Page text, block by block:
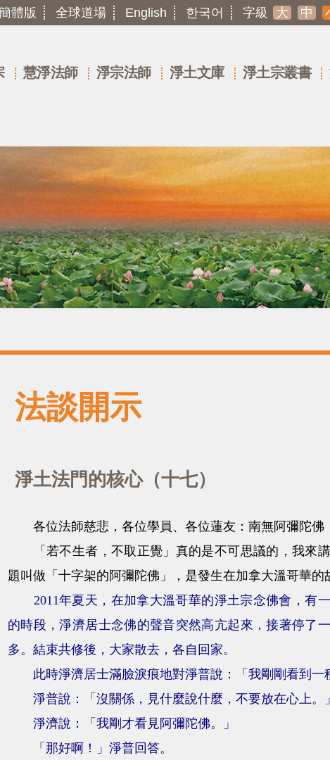
體版 全球道場 English 한국어 字級 大 中
慧淨法師 淨宗法師 淨土文庫 淨土宗叢書
法談開示
淨土法門的核心（十七）
各位法師慈悲，各位學員、各位蓮友：南無阿彌陀佛
「若不生者，不取正覺」真的是不可思議的，我來
題叫做「十字架的阿彌陀佛」，是發生在加拿大溫哥華的
2011年夏天，在加拿大溫哥華的淨土宗念佛會，有
的時段，淨濟居士念佛的聲音突然高亢起來，接著停了
多。結束共修後，大家散去，各自回家。
此時淨濟居士滿臉淚痕地對淨普說：「我剛剛看到一
淨普說：「沒關係，見什麼說什麼，不要放在心上。」
淨濟說：「我剛才看見阿彌陀佛。」
「那好啊！」淨普回答。